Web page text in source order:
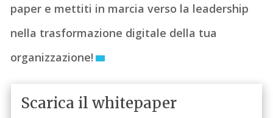
paper e mettiti in marcia verso la leadership
nella trasformazione digitale della tua
organizzazione!
Scarica il whitepaper